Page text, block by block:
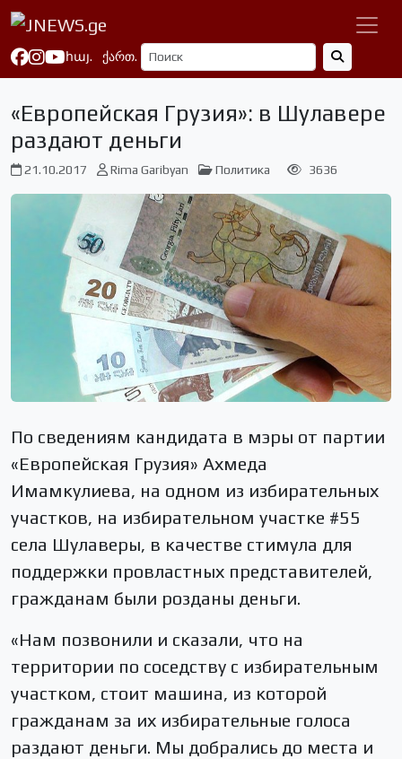
հայ. ქართ.
«Европейская Грузия»: в Шулавере
раздают деньги
21.10.2017 Rima Garibyan Политика 3636
По сведениям кандидата в мэры от партии
«Европейская Грузия» Ахмеда
Имамкулиева, на одном из избирательных
участков, на избирательном участке #55
села Шулаверы, в качестве стимула для
поддержки провластных представителей,
гражданам были розданы деньги.
«Нам позвонили и сказали, что на
территории по соседству с избирательным
участком, стоит машина, из которой
гражданам за их избирательные голоса
раздают деньги. Мы добрались до места и